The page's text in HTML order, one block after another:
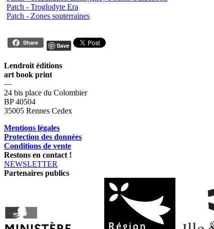
Patch - Troglodyte Era
Patch - Zones souterraines
Share Save
Lendroit éditions
art book print
—
24 bis place du Colombier
BP 40504
35005 Rennes Cedex
Mentions légales
Protection des données
Conditions de vente
Restons en contact !
NEWSLETTER
Partenaires publics